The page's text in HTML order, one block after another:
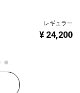
レギュラー
¥ 24,200